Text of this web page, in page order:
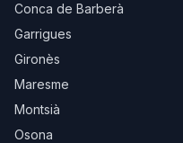
Conca de Barberà
Garrigues
Gironès
Maresme
Montsià
Osona